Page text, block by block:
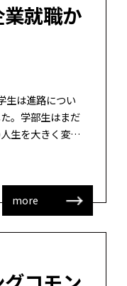
就職か
生は進路につい
。学部生はまだ
生を大きく変え
。最近、某大学
受け […]
more